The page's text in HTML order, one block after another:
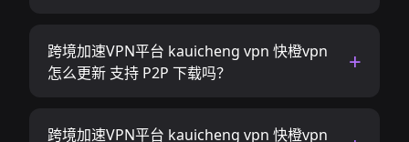
跨境加速VPN平台 kauicheng vpn 快橙vpn
怎么更新 支持 P2P 下载吗？
跨境加速VPN平台 kauicheng vpn 快橙vpn